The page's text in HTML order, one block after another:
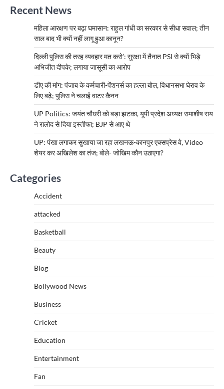
Recent News
महिला आरक्षण पर बढ़ा घमासान: राहुल गांधी का सरकार से सीधा सवाल; तीन
साल बाद भी क्यों नहीं लागू हुआ कानून?
दिल्ली पुलिस की तरह व्यवहार मत करो’: सुरक्षा में तैनात PSI से क्यों भिड़े
अभिजीत दीपके; लगाया जासूसी का आरोप
डीए की मांग: पंजाब के कर्मचारी-पेंशनर्स का हल्ला बोल, विधानसभा घेराव के
लिए बढ़े; पुलिस ने चलाई वाटर कैनन
UP Politics: जयंत चौधरी को बड़ा झटका, यूपी प्रदेश अध्यक्ष रामाशीष राय
ने रालोद से दिया इस्तीफा; BJP से आए थे
UP: पंखा लगाकर सुखाया जा रहा लखनऊ-कानपुर एक्सप्रेस वे, Video
शेयर कर अखिलेश का तंज; बोले- जोखिम कौन उठाएगा?
Categories
Accident
attacked
Basketball
Beauty
Blog
Bollywood News
Business
Cricket
Education
Entertainment
Fan